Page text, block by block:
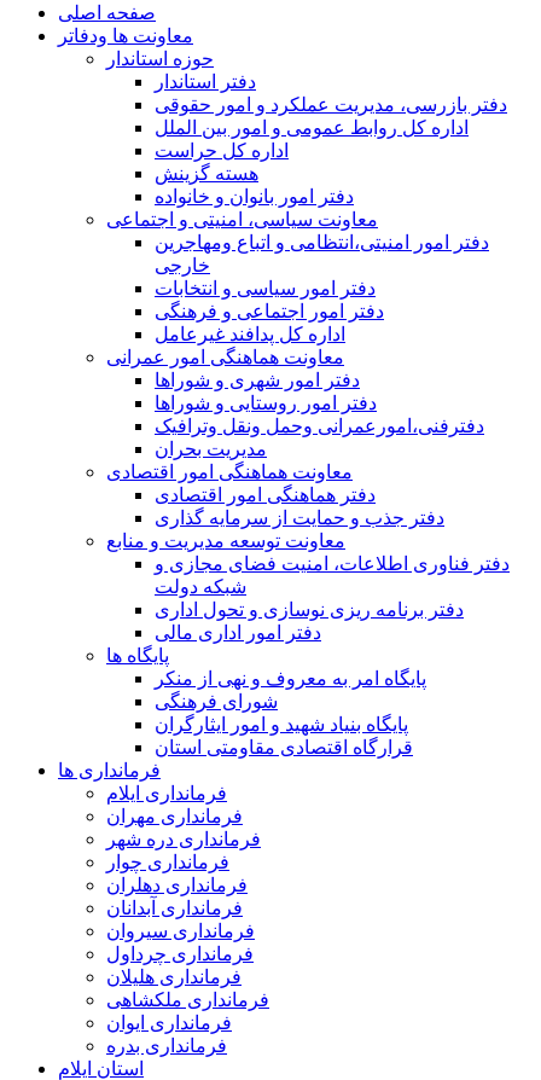
صفحه اصلی
معاونت ها ودفاتر
حوزه استاندار
دفتر استاندار
دفتر بازرسی، مدیریت عملکرد و امور حقوقی
اداره کل روابط عمومی و امور بین الملل
اداره کل حراست
هسته گزینش
دفتر امور بانوان و خانواده
معاونت سیاسی، امنیتی و اجتماعی
دفتر امور امنيتی،انتظامی و اتباع ومهاجرین
خارجی
دفتر امور سیاسی و انتخابات
دفتر امور اجتماعی و فرهنگی
اداره کل پدافند غیرعامل
معاونت هماهنگی امور عمرانی
دفتر امور شهری و شوراها
دفتر امور روستایی و شوراها
دفترفنی،امورعمرانی وحمل ونقل وترافيک
مدیریت بحران
معاونت هماهنگی امور اقتصادی
دفتر هماهنگی امور اقتصادی
دفتر جذب و حمایت از سرمایه گذاری
معاونت توسعه مدیریت و منابع
دفتر فناوری اطلاعات، امنیت فضای مجازی و
شبکه دولت
دفتر برنامه ریزی نوسازی و تحول اداری
دفتر امور اداری مالی
پایگاه ها
پایگاه امر به معروف و نهی از منکر
شورای فرهنگی
پایگاه بنیاد شهید و امور ایثارگران
قرارگاه اقتصادی مقاومتی استان
فرمانداری ها
فرمانداری ایلام
فرمانداری مهران
فرمانداری دره شهر
فرمانداری چوار
فرمانداری دهلران
فرمانداری آبدانان
فرمانداری سیروان
فرمانداری چرداول
فرمانداری هلیلان
فرمانداری ملکشاهی
فرمانداری ایوان
فرمانداری بدره
استان ایلام